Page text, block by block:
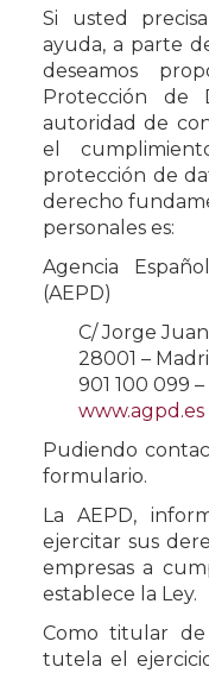
Si usted
ayuda, a parte
deseamos
Protección de
autoridad de
el
protección de
derecho
personales es:
Agencia
(AEPD)
C/ Jorge Juan
28001 –
901 100 099 –
www.agpd.es
Pudiendo
formulario.
La AEPD,
ejercitar sus
empresas a
establece la Ley.
Como titular de
tutela el